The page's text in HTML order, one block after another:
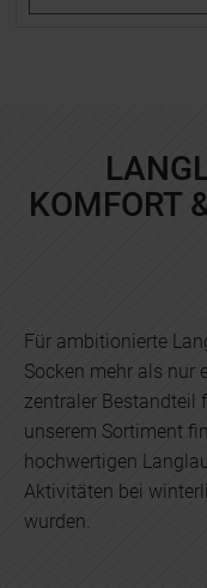
KOMFORT
Für ambitionierte
Socken mehr als nur
zentraler Bestandteil
unserem Sortiment
hochwertigen
Aktivitäten bei
wurden.